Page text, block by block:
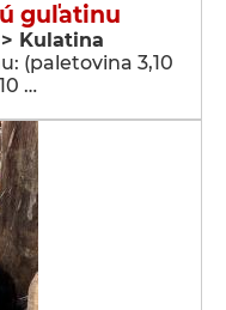
guľatinu
Kulatina
(paletovina 3,10
…